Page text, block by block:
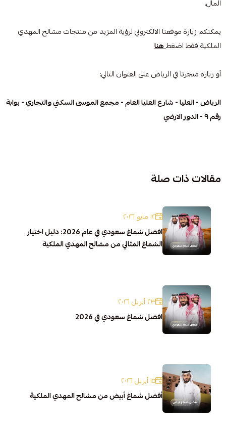
المال.
يمكنكم زيارة موقعنا الالكتروني لرؤية المزيد من منتجات مشالح المهدي
الملكية فقط اضغطهنا
أو زيارة متجرنا في الرياض على العنوان التالي:
الرياض - العليا - شارع العليا العام - مجمع الموسى السكني والتجاري - بوابة
رقم ٩ - الدور الارضي
مقالات ذات صلة
١٢ مايو ٢٠٢٦
افضل شماغ سعودي في عام 2026: دليل اختيار
الشماغ المثالي من مشالح المهدي الملكية
٢٣ أبريل ٢٠٢٦
افضل شماغ سعودي في 2026
١٥ أبريل ٢٠٢٦
أفضل شماغ أبيض من مشالح المهدي الملكية